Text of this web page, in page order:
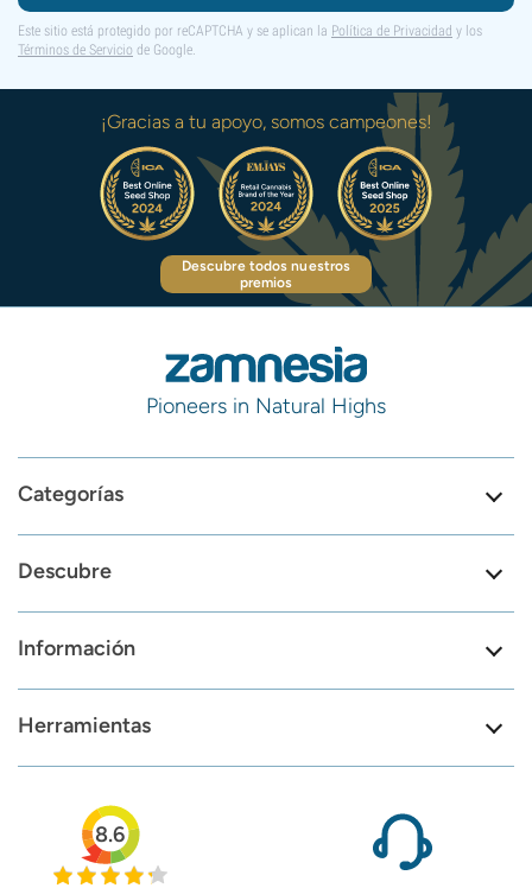
Este sitio está protegido por reCAPTCHA y se aplican la Política de Privacidad y los
Términos de Servicio de Google.
¡Gracias a tu apoyo, somos campeones!
Descubre todos nuestros
premios
Pioneers in Natural Highs
Categorías
Descubre
Información
Herramientas
8.6